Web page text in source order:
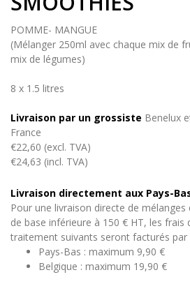
POMME- MANGUE
(Mélanger 250ml avec chaque mix de
mix de légumes)
8 x 1.5 litres
Livraison par un grossiste Benelux
France
€22,60 (excl. TVA)
€24,63 (incl. TVA)
Livraison directement aux Pays-
Pour une livraison directe de
de base inférieure à 150 € HT, les frais
traitement suivants seront facturés par
Pays-Bas : maximum 9,90 €
Belgique : maximum 19,90 €